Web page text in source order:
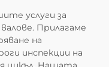
услуги за
Прилагаме
на
инспекции на